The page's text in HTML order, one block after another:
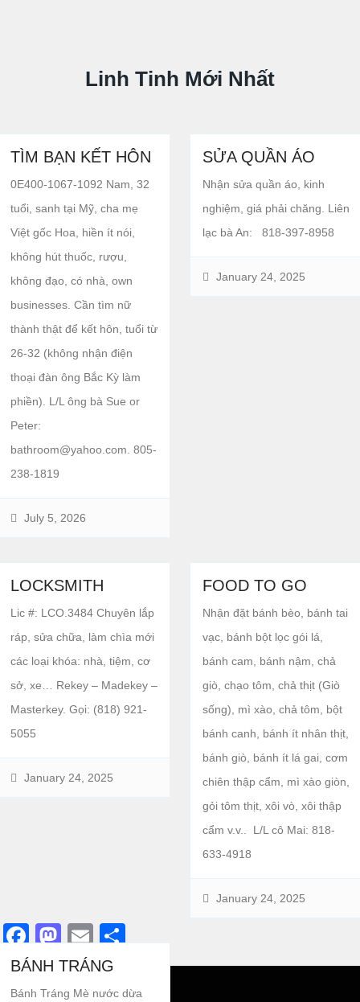
Linh Tinh Mới Nhất
TÌM BẠN KẾT HÔN
0E400-1067-1092 Nam, 32
tuổi, sanh tại Mỹ, cha mẹ
Việt gốc Hoa, hiền ít nói,
không hút thuốc, rượu,
không đạo, có nhà, own
businesses. Cần tìm nữ
thành thật để kết hôn, tuổi từ
26-32 (không nhận điện
thoại đàn ông Bắc Kỳ làm
phiền). L/L ông bà Sue or
Peter:
bathroom@yahoo.com. 805-
238-1819
July 5, 2026
SỬA QUẦN ÁO
Nhận sửa quần áo, kinh
nghiệm, giá phải chăng. Liên
lạc bà An: 818-397-8958
January 24, 2025
LOCKSMITH
Lic #: LCO.3484 Chuyên lắp
ráp, sửa chữa, làm chìa mới
các loại khóa: nhà, tiệm, cơ
sở, xe… Rekey – Madekey –
Masterkey. Gọi: (818) 921-
5055
January 24, 2025
FOOD TO GO
Nhận đặt bánh bèo, bánh tai
vạc, bánh bột lọc gói lá,
bánh cam, bánh nậm, chả
giò, chạo tôm, chả thịt (Giò
sống), mì xào, chả tôm, bột
bánh canh, bánh ít nhân thịt,
bánh giò, bánh ít lá gai, cơm
chiên thập cẩm, mì xào giòn,
gỏi tôm thịt, xôi vò, xôi thập
cẩm v.v.. L/L cô Mai: 818-
633-4918
January 24, 2025
BÁNH TRÁNG
Bánh Tráng Mè nước dừa
Facebook
Mastodon
Email